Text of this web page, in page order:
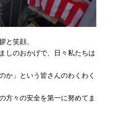
と笑顔、
しのおかげで、日々私たちは
か」という皆さんのわくわく
方々の安全を第一に努めてま